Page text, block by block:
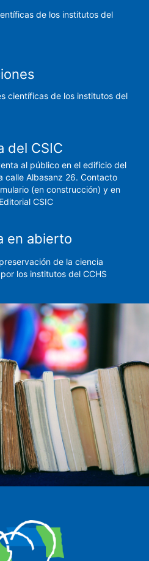
de los institutos del
científicas de los institutos del
del CSIC
al público en el edificio del
calle Albasanz 26. Contacto
(en construcción) y en
CSIC
en abierto
de la ciencia
los institutos del CCHS